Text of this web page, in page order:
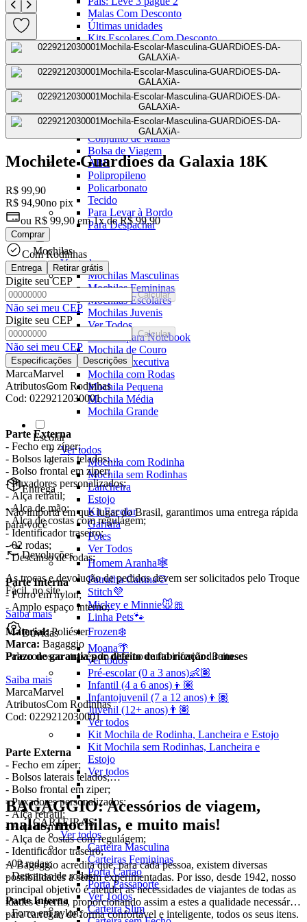
Malas Com Desconto
Últimas unidades
Kits Escolares Com Desconto
malas
Ver todos
Mala de bordo (8 a 10 kg)
Mala Pequena (10 kg)
Mala Média (23 kg)
Mala Grande (32 kg)
Conjunto de Malas
Bolsa de Viagem
ABS
Polipropileno
Policarbonato
Tecido
Para Levar à Bordo
Para Despachar
Mochilas
Ver todos
Mochilas Masculinas
Mochilas Femininas
Mochilas Escolares
Mochilas Juvenis
Ver Todos
Mochila para Notebook
Mochila de Couro
Mochila Executiva
Mochila com Rodas
Mochila Pequena
Mochila Média
Mochila Grande
Escolar
Ver todos
Mochila com Rodinha
Mochila sem Rodinhas
Lancheira
Estojo
Kit Escolar
Garrafa
Potes
Ver Todos
Homem Aranha🕸️
Patrulha Canina🐶
Stitch💜
Mickey e Minnie🐭🎀
Linha Pets🐾
Frozen❄️
Moana🌴
ver todos
Pré-escolar (0 a 3 anos)👶🏽
Infantil (4 a 6 anos)👦🏽
Infantojuvenil (7 a 12 anos)👦🏽
Juvenil (12+ anos)👨🏽
Ver todos
Kit Mochila de Rodinha, Lancheira e Estojo
Kit Mochila sem Rodinhas, Lancheira e
Estojo
Ver todos
CARTEIRAS
Ver todos
Carteira Masculina
Carteiras Femininas
Porta Cartão
Porta Passaporte
Ver Todos
Carteira Slim
Mochilete Guardioes da Galaxia 18K
R$ 99,90
R$ 94,90no pix
ou R$ 99,90 em1x de R$ 99,90
Comprar
Com Rodinhas
Entrega Retirar grátis
Digite seu CEP
Calcular
Não sei meu CEP
Digite seu CEP
Calcular
Não sei meu CEP
Especificações Descrições
MarcaMarvel
AtributosCom Rodinhas
Cod: 0229212030001
Parte Externa
- Fecho em zíper;
- Bolsos laterais telados;
- Bolso frontal em ziper;
- Puxadores personalizados;
- Alça retrátil;
- Alça de mão;
- Alça de costas com regulágem;
- Identificador traseiro;
- 02 rodas;
- Descanso de rodas;
Parte Interna
- Forro em nylon;
- Amplo espaço interno;
Material:Poliéster
Marca: Bagaggio
Prazo de garantia por defeito de fabricação: 3 meses
Entrega
Não importa em que lugar do Brasil, garantimos uma entrega rápida
para você
Devoluções
As trocas e devolução de pedidos devem ser solicitados pelo Troque
Fácil, no site.
Saiba mais
Dúvidas
Fale conosco através do chat no canto inferior direito.
Saiba mais
MarcaMarvel
AtributosCom Rodinhas
Cod: 0229212030001
Parte Externa
- Fecho em zíper;
- Bolsos laterais telados;
- Bolso frontal em ziper;
- Puxadores personalizados;
- Alça retrátil;
- Alça de mão;
- Alça de costas com regulágem;
- Identificador traseiro;
- 02 rodas;
- Descanso de rodas;
Parte Interna
- Forro em nylon;
BAGAGGIO: Acessórios de viagem,
malas, mochilas, e muito mais!
A Bagaggio acredita que, para cada pessoa, existem diversas
possibilidades a serem experimentadas. Por isso, desde 1942, nosso
principal objetivo é atender às necessidades de viajantes de todas as
idades e perfis, proporcionando assim a estes a qualidade necessária
para carregar, de forma confortável e inteligente, todos os seus itens.